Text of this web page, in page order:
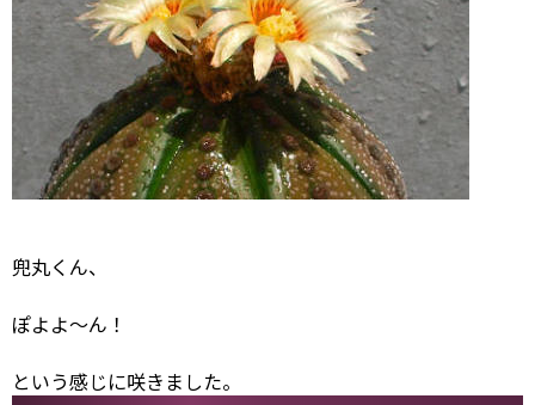
兜丸くん、
ぽよよ～ん！
という感じに咲きました。